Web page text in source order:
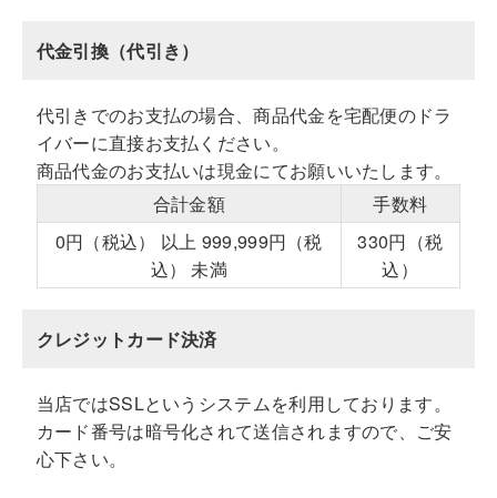
代金引換（代引き）
代引きでのお支払の場合、商品代金を宅配便のドラ
イバーに直接お支払ください。
商品代金のお支払いは現金にてお願いいたします。
合計金額
手数料
0円（税込） 以上 999,999円（税
込） 未満
330円（税
込）
クレジットカード決済
当店ではSSLというシステムを利用しております。
カード番号は暗号化されて送信されますので、ご安
心下さい。